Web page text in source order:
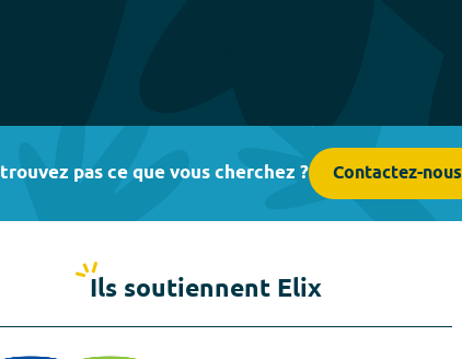
pas ce que vous cherchez ? Contactez-nous
Ils soutiennent Elix